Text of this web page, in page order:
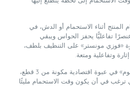
المنتج أثناء الاستحمام أو الدش، في
تفاعليًّا يحفز الحواس ويبقي
«فوزي مونستر» على التنظيف بلطف،
وتفاعلية ومتعة.
يتوفر منتج «فوزي مونستر فوم» في عبوة اقتصادية مكونة من 3 قطع،
ترغب في أن يكون وقت الاستحمام مليئًا